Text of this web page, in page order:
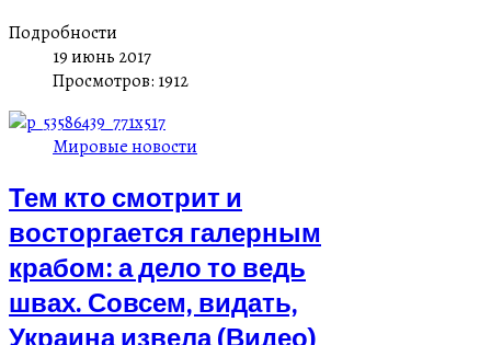
Подробности
19 июнь 2017
Просмотров: 1912
Мировые новости
Тем кто смотрит и
восторгается галерным
крабом: а дело то ведь
швах. Совсем, видать,
Украина извела (Видео)